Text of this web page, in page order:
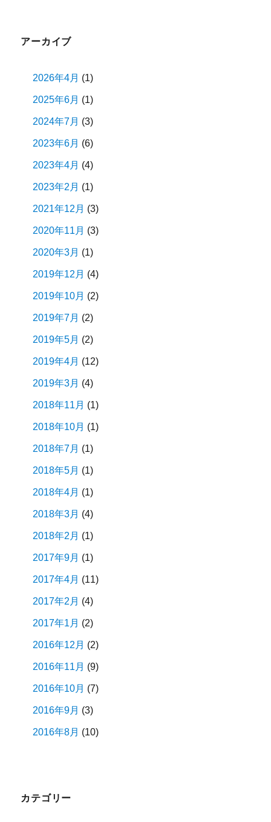
アーカイブ
2026年4月 (1)
2025年6月 (1)
2024年7月 (3)
2023年6月 (6)
2023年4月 (4)
2023年2月 (1)
2021年12月 (3)
2020年11月 (3)
2020年3月 (1)
2019年12月 (4)
2019年10月 (2)
2019年7月 (2)
2019年5月 (2)
2019年4月 (12)
2019年3月 (4)
2018年11月 (1)
2018年10月 (1)
2018年7月 (1)
2018年5月 (1)
2018年4月 (1)
2018年3月 (4)
2018年2月 (1)
2017年9月 (1)
2017年4月 (11)
2017年2月 (4)
2017年1月 (2)
2016年12月 (2)
2016年11月 (9)
2016年10月 (7)
2016年9月 (3)
2016年8月 (10)
カテゴリー